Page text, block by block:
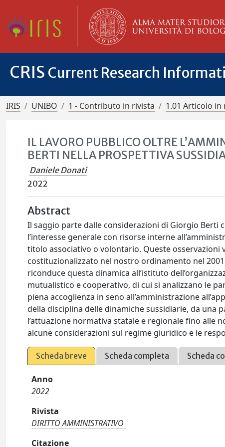
CRIS Current Research
IRIS UNIBO 1 - Contributo in rivista 1.01 Articolo in
IL LAVORO PUBBLICO OLTRE
BERTI NELLA PROSPETTIVA
Daniele Donati
2022
Abstract
Il saggio parte dalle considerazioni di Giorgio Berti
l’interesse generale con risorse interne
titolo associativo o volontario. Queste
costituzionalizzato nel nostro ordinamento nel
riconduce questa dinamica all’istituto
mutualistico e cooperativo, di cui si analizzano le
piena accoglienza in seno all’amministrazione
della disciplina delle dinamiche sussidiarie, da una
l’attuazione normativa statale e regionale fino alle
alcune considerazioni sul regime giuridico e le
Scheda breve Scheda completa Scheda
Anno
2022
Rivista
DIRITTO AMMINISTRATIVO
Citazione